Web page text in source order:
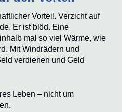
Vorteil. Verzicht auf
Er ist blöd. Eine
mal so viel Wärme, wie
Mit Windrädern und
verdienen und Geld
Leben – nicht um